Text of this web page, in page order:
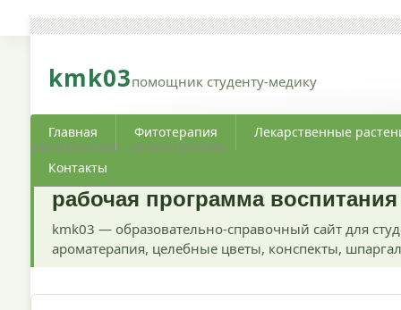
kmk03помощник студенту-медику
ФИТОТЕРАПИЯ · АРОМАТЕРАПИЯ
Главная Фитотерапия Лекарственные
Контакты
рабочая программа воспитания
kmk03 — образовательно-справочный сайт для
ароматерапия, целебные цветы, конспекты,